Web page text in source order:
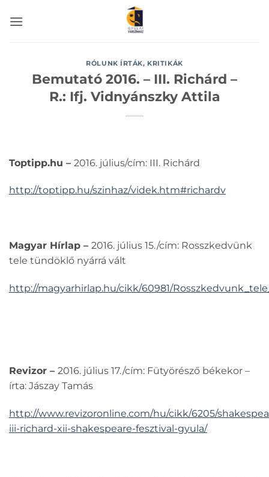
RÓLUNK ÍRTÁK, KRITIKÁK
Bemutató 2016. – III. Richárd –
R.: Ifj. Vidnyánszky Attila
Toptipp.hu – 2016. július/cím: III. Richárd
http://toptipp.hu/szinhaz/videk.htm#richardv
Magyar Hírlap – 2016. július 15./cím: Rosszkedvünk
tele tündöklő nyárrá vált
http://magyarhirlap.hu/cikk/60981/
Revizor – 2016. július 17./cím: Fütyörésző békekor –
írta: Jászay Tamás
http://www.revizoronline.com/hu/cikk/6205/
iii-richard-xii-shakespeare-fesztival-gyula/